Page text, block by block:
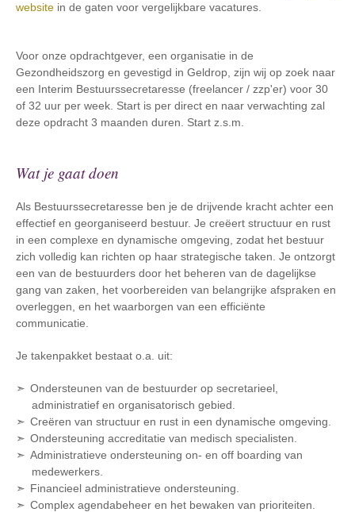
website in de gaten voor vergelijkbare vacatures.
Voor onze opdrachtgever, een organisatie in de
Gezondheidszorg en gevestigd in Geldrop, zijn wij op zoek naar
een Interim Bestuurssecretaresse (freelancer / zzp'er) voor 30
of 32 uur per week. Start is per direct en naar verwachting zal
deze opdracht 3 maanden duren. Start z.s.m.
Wat je gaat doen
Als Bestuurssecretaresse ben je de drijvende kracht achter een
effectief en georganiseerd bestuur. Je creëert structuur en rust
in een complexe en dynamische omgeving, zodat het bestuur
zich volledig kan richten op haar strategische taken. Je ontzorgt
een van de bestuurders door het beheren van de dagelijkse
gang van zaken, het voorbereiden van belangrijke afspraken en
overleggen, en het waarborgen van een efficiënte
communicatie.
Je takenpakket bestaat o.a. uit:
Ondersteunen van de bestuurder op secretarieel,
administratief en organisatorisch gebied.
Creëren van structuur en rust in een dynamische omgeving.
Ondersteuning accreditatie van medisch specialisten.
Administratieve ondersteuning on- en off boarding van
medewerkers.
Financieel administratieve ondersteuning.
Complex agendabeheer en het bewaken van prioriteiten.